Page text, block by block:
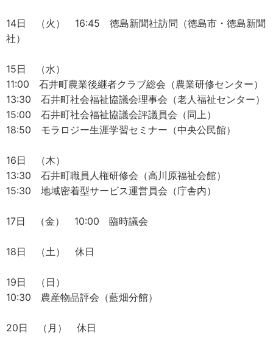
14日 （火） 16:45 徳島新聞社訪問（徳島市・徳島新聞
社）
15日 （水）
11:00 石井町農業後継者クラブ総会（農業研修センター）
13:30 石井町社会福祉協議会理事会（老人福祉センター）
15:00 石井町社会福祉協議会評議員会（同上）
18:50 モラロジー生涯学習セミナー（中央公民館）
16日 （木）
13:30 石井町職員人権研修会（高川原福祉会館）
15:30 地域密着型サービス運営員会（庁舎内）
17日 （金） 10:00 臨時議会
18日 （土） 休日
19日 （日）
10:30 農産物品評会（藍畑分館）
20日 （月） 休日